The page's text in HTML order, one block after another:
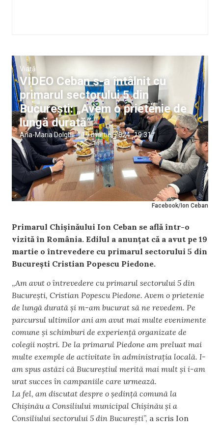
Facebook/Ion Ceban
Viață
VIDEO Ceban s-a întâlnit cu
primarul sectorului 5 din
București: „Avem o prietenie de
lungă durată”
Ana-Maria Dolghii | 19 martie, 2024 19:31
Primarul Chișinăului Ion Ceban se află într-o
vizită în România. Edilul a anunțat că a avut pe 19
martie o întrevedere cu primarul sectorului 5 din
București Cristian Popescu Piedone.
„Am avut o întrevedere cu primarul sectorului 5 din
București, Cristian Popescu Piedone. Avem o prietenie
de lungă durată și m-am bucurat să ne revedem. Pe
parcursul ultimilor ani am avut mai multe evenimente
comune și schimburi de experiență organizate de
colegii noștri. De la primarul Piedone am preluat mai
multe exemple de activitate în administrația locală. I-
am spus astăzi că Bucureștiul merită mai mult și i-am
urat succes în campaniile care urmează.
La fel, am discutat despre o ședință comună la
Chișinău a Consiliului municipal Chișinău și a
Consiliului sectorului 5 din București”, a scris Ion